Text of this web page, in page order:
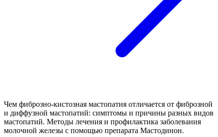
Чем фиброзно-кистозная мастопатия отличается от фиброзной
и диффузной мастопатий: симптомы и причины разных видов
мастопатий. Методы лечения и профилактика заболевания
молочной железы с помощью препарата Мастодинон.